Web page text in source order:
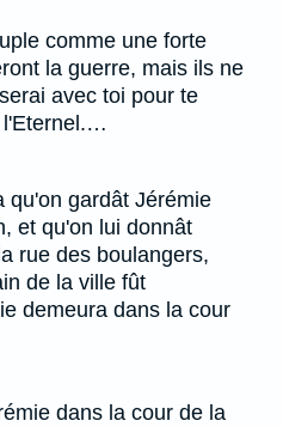
comme une forte
la guerre, mais ils ne
avec toi pour te
l'Eternel.…
qu'on gardât Jérémie
et qu'on lui donnât
rue des boulangers,
de la ville fût
demeura dans la cour
dans la cour de la